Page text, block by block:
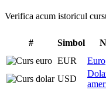
Verifica acum istoricul
# Simbol
EUR
Euro
USD